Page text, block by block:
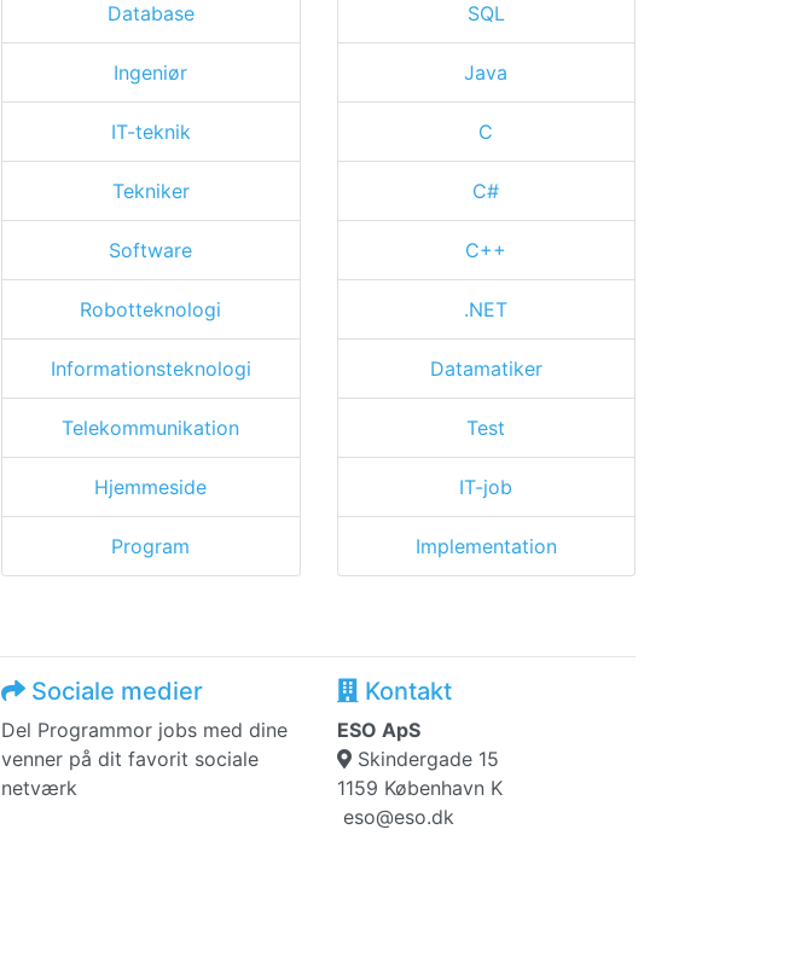
Database
Ingeniør
IT-teknik
Tekniker
Software
Robotteknologi
Informationsteknologi
Telekommunikation
Hjemmeside
Program
SQL
Java
C
C#
C++
.NET
Datamatiker
Test
IT-job
Implementation
Sociale medier
Del Programmor jobs med dine
venner på dit favorit sociale
netværk
Kontakt
ESO ApS
Skindergade 15
1159 København K
eso@eso.dk